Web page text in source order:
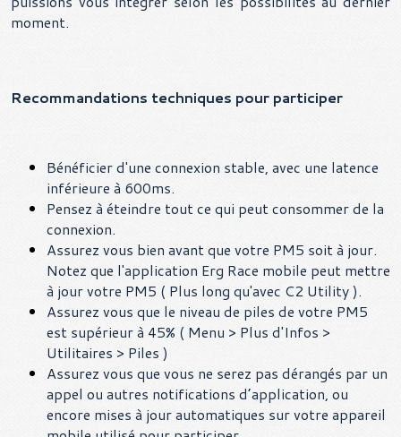
moment.
Recommandations techniques pour participer
Bénéficier d'une connexion stable, avec une latence
inférieure à 600ms.
Pensez à éteindre tout ce qui peut consommer de la
connexion.
Assurez vous bien avant que votre PM5 soit à jour.
Notez que l'application Erg Race mobile peut mettre
à jour votre PM5 ( Plus long qu'avec C2 Utility ).
Assurez vous que le niveau de piles de votre PM5
est supérieur à 45% ( Menu > Plus d'Infos >
Utilitaires > Piles )
Assurez vous que vous ne serez pas dérangés par un
appel ou autres notifications d’application, ou
encore mises à jour automatiques sur votre appareil